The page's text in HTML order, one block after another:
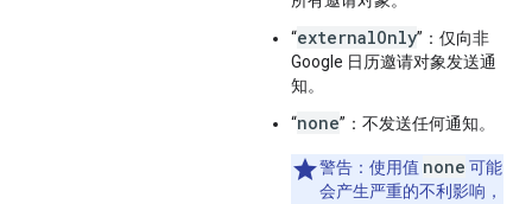
“externalOnly”：仅向非
Google 日历邀请对象发送通
知。
“none”：不发送任何通知。
警告 ：使用值 none 可能
会产生严重的不利影响，